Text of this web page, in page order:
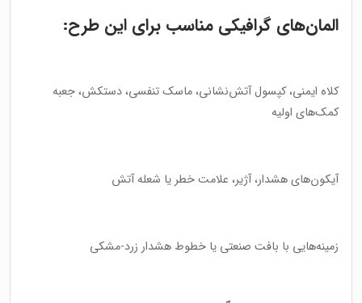
المان‌های گرافیکی مناسب برای این طرح:
کلاه ایمنی، کپسول آتش‌نشانی، ماسک تنفسی، دستکش، جعبه
کمک‌های اولیه
آیکون‌های هشدار، آژیر، علامت خطر یا شعله آتش
زمینه‌هایی با بافت صنعتی یا خطوط هشدار زرد-مشکی